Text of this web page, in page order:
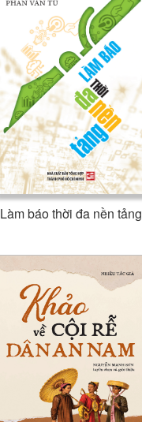
Làm báo thời đa nền tảng